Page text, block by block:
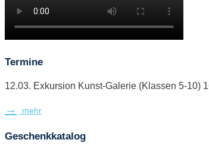
Termine
12.03. Exkursion Kunst-Galerie (Klassen 5-10)
mehr
Geschenkkatalog